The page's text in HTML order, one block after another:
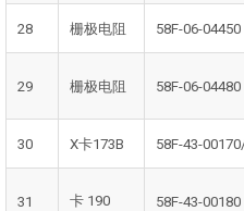
28 栅极电阻 58F-06-04450
29 栅极电阻 58F-06-04480
30 X卡173B 58F-43-
31 卡 190 58F-43-